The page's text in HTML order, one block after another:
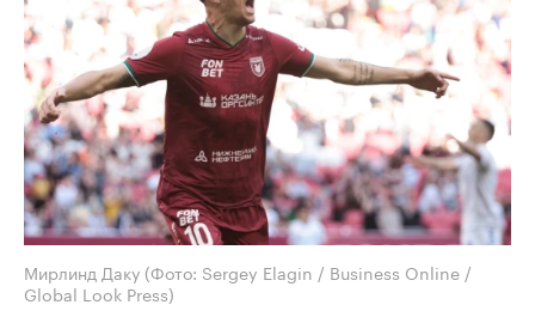
Мирлинд Даку (Фото: Sergey Elagin / Business Online /
Global Look Press)